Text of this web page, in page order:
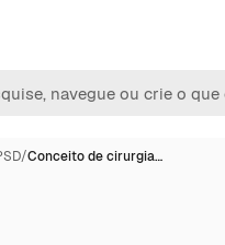
/Conceito de cirurgia…